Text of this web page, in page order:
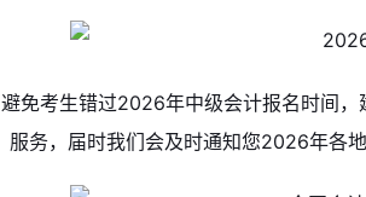
避免考生错过2026年中级会计报名时间
服务，届时我们会及时通知您2026年各